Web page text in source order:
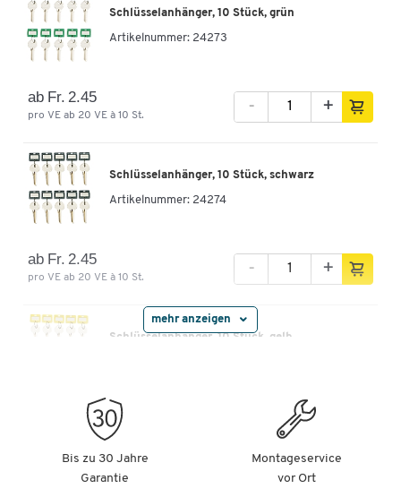
Schlüsselanhänger, 10 Stück, grün
Artikelnummer: 24273
ab Fr. 2.45
pro VE ab 20 VE à 10 St.
- +
Schlüsselanhänger, 10 Stück, schwarz
Artikelnummer: 24274
ab Fr. 2.45
pro VE ab 20 VE à 10 St.
- +
Schlüsselanhänger, 10 Stück, gelb
ab Fr. 2.45
pro VE ab 20 VE à 10 St.
mehr anzeigen
Bis zu 30 Jahre
Garantie
Montageservice
vor Ort